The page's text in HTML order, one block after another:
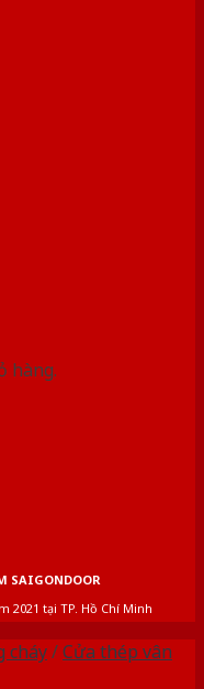
hàng.
SAIGONDOOR
2021 tại TP. Hồ Chí Minh
cháy/Cửa thép vân